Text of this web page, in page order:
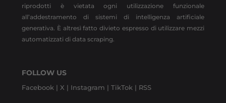
riprodotti è vietata ogni utilizzazione funzionale
all’addestramento di sistemi di intelligenza artificiale
generativa. È altresì fatto divieto espresso di utilizzare mezzi
automatizzati di data scraping.
FOLLOW US
Facebook | X | Instagram | TikTok | RSS